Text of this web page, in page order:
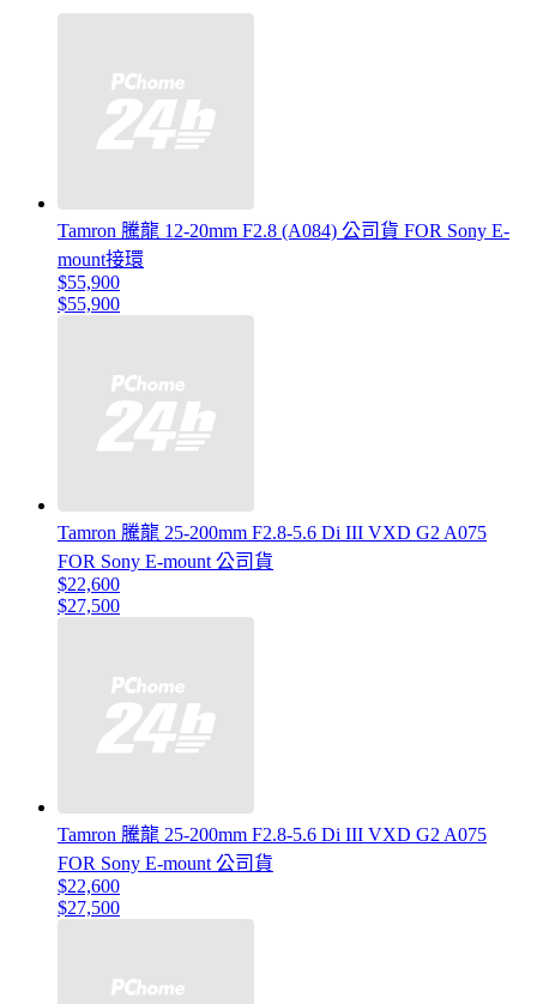
Tamron 騰龍 12-20mm F2.8 (A084) 公司貨 FOR Sony E-
mount接環
$55,900
$55,900
Tamron 騰龍 25-200mm F2.8-5.6 Di III VXD G2 A075
FOR Sony E-mount 公司貨
$22,600
$27,500
Tamron 騰龍 25-200mm F2.8-5.6 Di III VXD G2 A075
FOR Sony E-mount 公司貨
$22,600
$27,500